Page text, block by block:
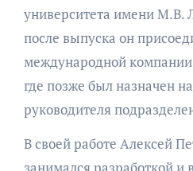
университета имени М.В.
после выпуска он
международной компании
где позже был назначен
руководителя
В своей работе Алексей
занимался разработкой